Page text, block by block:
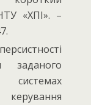
«ХПІ». –
заданого